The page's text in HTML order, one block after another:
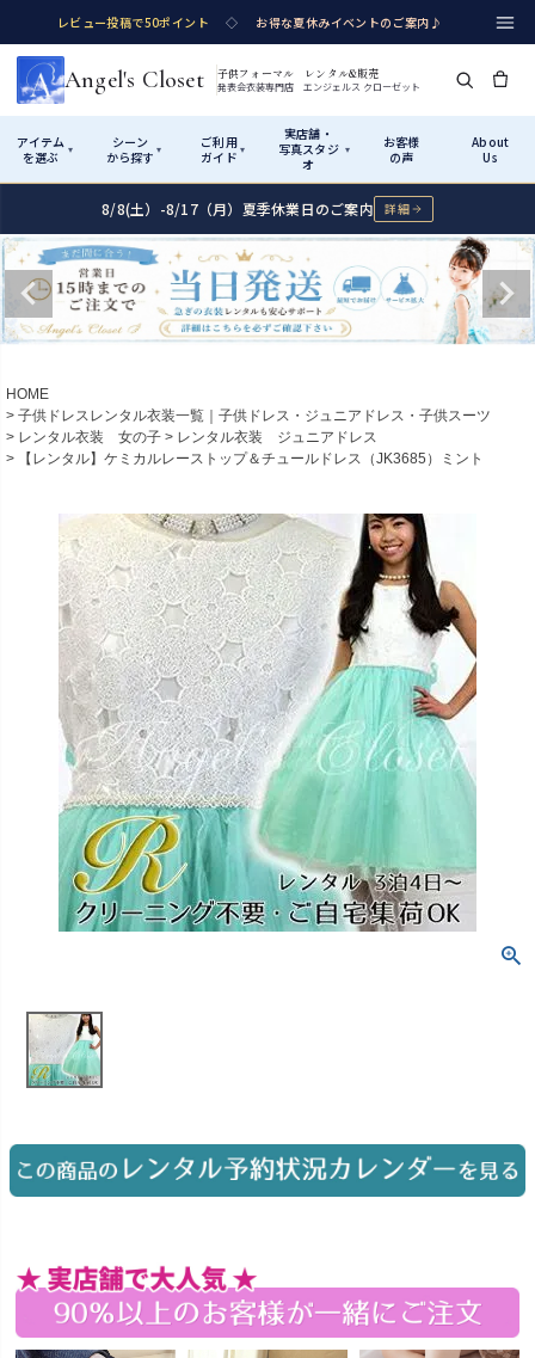
レビュー投稿で50ポイント ◇ お得な夏休みイベントのご案内♪
Angel's Closet 子供フォーマル レンタル&販売
発表会衣装専門店 エンジェルス クローゼット
アイテム
を選ぶ
▾
シーン
から探す ▾
ご利用
ガイド ▾
実店舗・
写真スタジ
オ
▾
お客様
の声
About
Us
Shop by Category アイテムから探す
カテゴリ詳細→ サイズで選ぶ
Rentalレンタル
七五三着物 シューズ
小物・アクセ パニエ
アウター レディース
販売
コスチューム アウター
インナー・パニエ アクセサリー
ジュエリー
Shop by Occasion シーンから探す
性別・サイズで絞り込む
Season Best
Recital & Concours
発表会・コンクール
舞台で輝くステージ衣装
Wedding
結婚式
フラワーガール・リングボーイ・ゲ
スト
Graduation & Entrance
卒業式・入学式
きちんと感のあるフォーマル
Shichi-Go-San
七五三
3歳・5歳・7歳の晴れの日
How It Works ご利用ガイド
Start はじめに
01
02 サイズの選び方
測り方と目安
Angel's Closetについて
創業2003年からの想い
Rentalレンタル
レンタルのご案内
予約・配送・返却・料金
レンタルの流れ
4ステップで簡単
あんしんパック
汚れ・キズ・破損の補償
Buy & Supportご購入・サポート
08 送料・お支払い
送料・決済方法
09 お問い合わせ
Visit Us 実店舗・写真スタジオ
Atelier
実店舗 つくば店
Tsukuba Boutique
茨城県土浦市大町14-16-1F
営業 10:00–18:00（完全予約制）
定休 月曜日
店舗を予約する →
写真スタジオ APS
Angel's Photo Studio
8/8(土）-8/17（月）夏季休業日のご案内 詳細
HOME
子供ドレスレンタル衣装一覧｜子供ドレス・ジュニアドレス・子供スーツ
レンタル衣装 女の子
レンタル衣装 ジュニアドレス
【レンタル】ケミカルレーストップ＆チュールドレス（JK3685）ミント